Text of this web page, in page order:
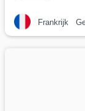
Frankrijk